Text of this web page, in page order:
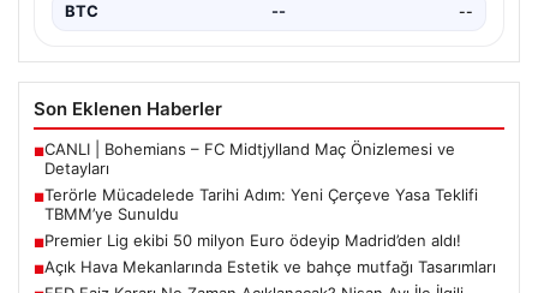
BTC -- --
Son Eklenen Haberler
■CANLI | Bohemians – FC Midtjylland Maç Önizlemesi ve
Detayları
■Terörle Mücadelede Tarihi Adım: Yeni Çerçeve Yasa Teklifi
TBMM’ye Sunuldu
■Premier Lig ekibi 50 milyon Euro ödeyip Madrid’den aldı!
■Açık Hava Mekanlarında Estetik ve bahçe mutfağı Tasarımları